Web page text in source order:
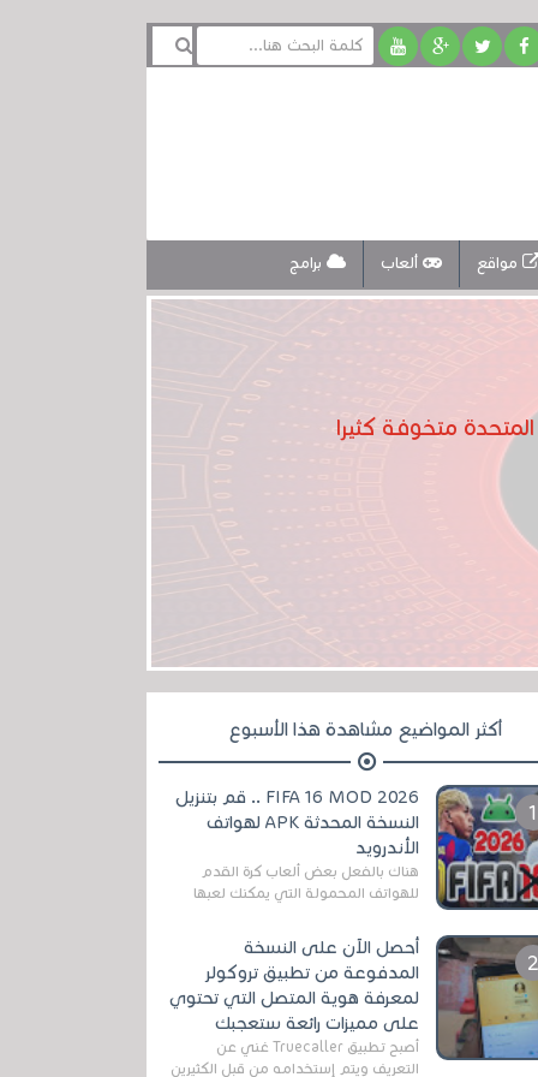
مواقع ألعاب برامج
متخوفة كثيرا
أكثر المواضيع مشاهدة هذا الأسبوع
FIFA 16 MOD 2026 .. قم بتنزيل
النسخة المحدثة APK لهواتف
الأندرويد
هناك بالفعل بعض ألعاب كرة القدم
للهواتف المحمولة التي يمكنك لعبها
مثل EA Sports ...
أحصل الآن على النسخة
المدفوعة من تطبيق تروكولر
لمعرفة هوية المتصل التي تحتوي
على مميزات رائعة ستعجبك
أصبح تطبيق Truecaller غني عن
التعريف ويتم إستخدامه من قبل الكثيرين